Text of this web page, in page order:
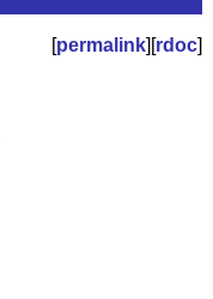
[permalink][rdoc]